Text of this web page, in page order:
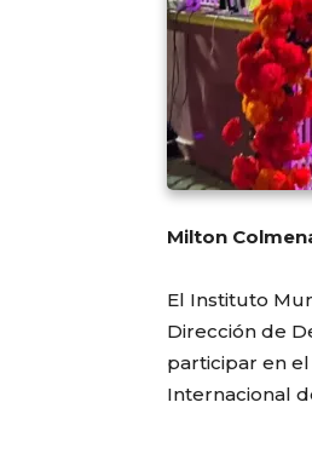
Milton
El Instituto
Dirección de
participar en
Internacional